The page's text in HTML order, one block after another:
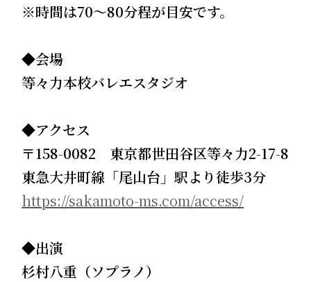
※時間は70～80分程が目安です。
◆会場
等々力本校バレエスタジオ
◆アクセス
〒158-0082 東京都世田谷区等々力2-17-8
東急大井町線「尾山台」駅より徒歩3分
https://sakamoto-ms.com/access/
◆出演
杉村八重（ソプラノ）